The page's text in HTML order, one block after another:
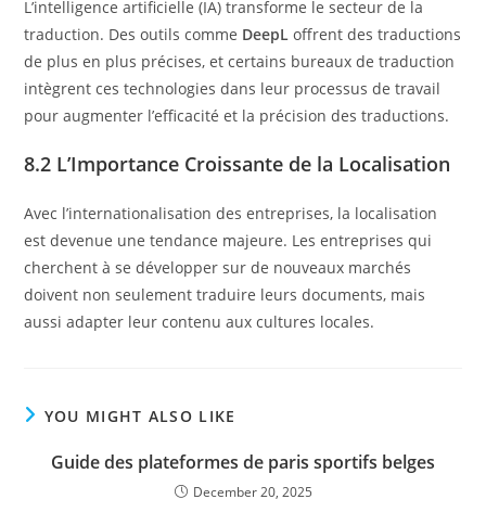
L’intelligence artificielle (IA) transforme le secteur de la
traduction. Des outils comme DeepL offrent des traductions
de plus en plus précises, et certains bureaux de traduction
intègrent ces technologies dans leur processus de travail
pour augmenter l’efficacité et la précision des traductions.
8.2 L’Importance Croissante de la Localisation
Avec l’internationalisation des entreprises, la localisation
est devenue une tendance majeure. Les entreprises qui
cherchent à se développer sur de nouveaux marchés
doivent non seulement traduire leurs documents, mais
aussi adapter leur contenu aux cultures locales.
YOU MIGHT ALSO LIKE
Guide des plateformes de paris sportifs belges
December 20, 2025